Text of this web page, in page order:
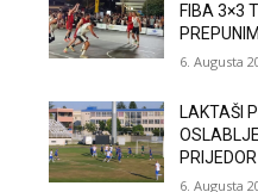
FIBA 3×3
6. Augusta
LAKTAŠI
PRIJEDOR
6. Augusta